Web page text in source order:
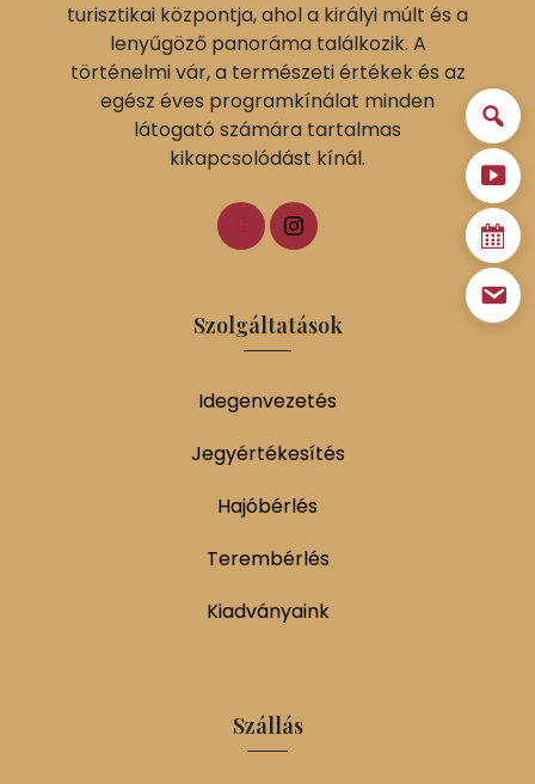
turisztikai központja, ahol a királyi múlt és a
lenyűgöző panoráma találkozik. A
történelmi vár, a természeti értékek és az
egész éves programkínálat minden
látogató számára tartalmas
kikapcsolódást kínál.
Szolgáltatások
Idegenvezetés
Jegyértékesítés
Hajóbérlés
Terembérlés
Kiadványaink
Szállás